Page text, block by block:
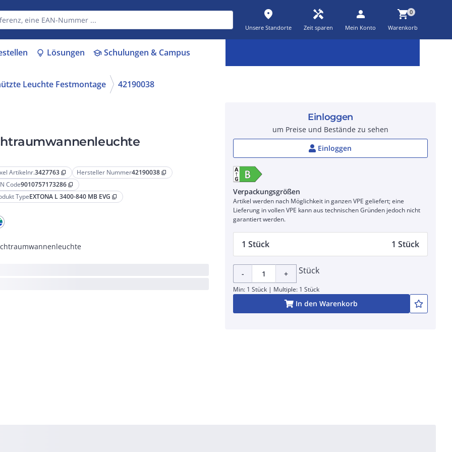
place
Unsere Standorte
handyman
Zeit sparen
person
Mein Konto
shopping_cart0
Warenkorb
lightbulb Lösungen schoolSchulungen & Campus
Leuchte Festmontage 42190038
Artikelnr.3427763 content_copy Hersteller Nummer42190038 content_copy
Code9010757173286 content_copy
TypeEXTONA L 3400-840 MB EVG content_copy
Einloggen
um Preise und Bestände zu sehen
Einloggen
Verpackungsgrößen
Artikel werden nach Möglichkeit in ganzen VPE geliefert; eine
Lieferung in vollen VPE kann aus technischen Gründen jedoch nicht
garantiert werden.
1 Stück 1 Stück
- + Stück
Min: 1 Stück | Multiple: 1 Stück
In den Warenkorb